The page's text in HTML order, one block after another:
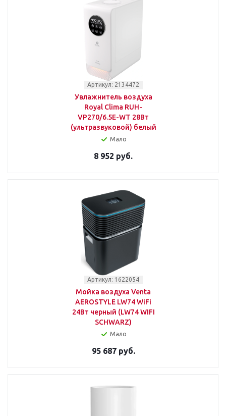
Артикул: 2134472
Увлажнитель воздуха
Royal Clima RUH-
VP270/6.5E-WT 28Вт
(ультразвуковой) белый
Мало
8 952 руб.
Артикул: 1622054
Мойка воздуха Venta
AEROSTYLE LW74 WiFi
24Вт черный (LW74 WIFI
SCHWARZ)
Мало
95 687 руб.